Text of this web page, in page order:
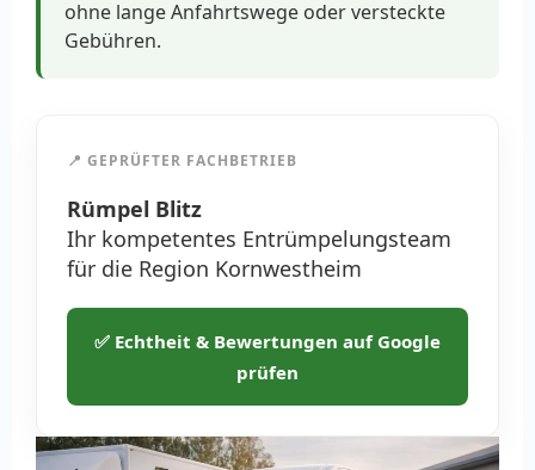
ohne lange Anfahrtswege oder versteckte
Gebühren.
📍 GEPRÜFTER FACHBETRIEB
Rümpel Blitz
Ihr kompetentes Entrümpelungsteam
für die Region Kornwestheim
✅ Echtheit & Bewertungen auf Google
prüfen